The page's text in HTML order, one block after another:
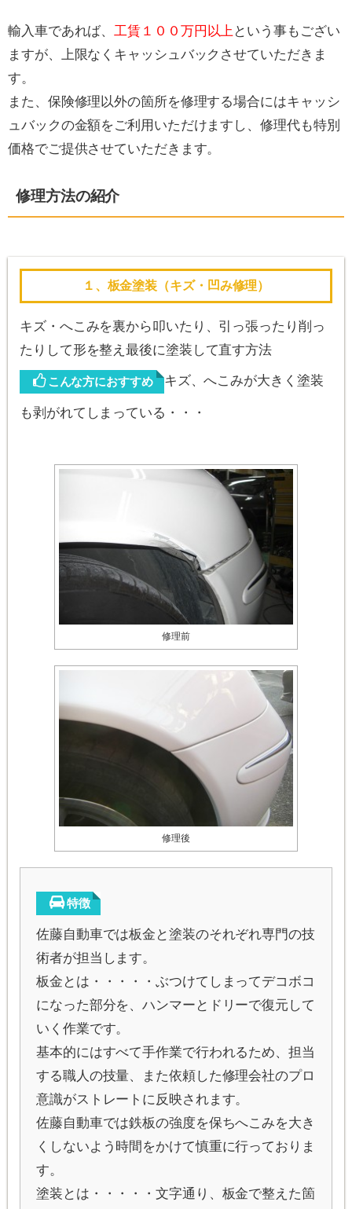
輸入車であれば、 工賃１００万円以上 という事もござい
ますが、上限なくキャッシュバックさせていただきま
す。
また、保険修理以外の箇所を修理する場合にはキャッシ
ュバックの金額をご利用いただけますし、修理代も特別
価格でご提供させていただきます。
修理方法の紹介
１、板金塗装（キズ・凹み修理）
キズ・へこみを裏から叩いたり、引っ張ったり削っ
たりして形を整え最後に塗装して直す方法
こんな方におすすめ キズ、へこみが大きく塗装
も剥がれてしまっている・・・
修理前
修理後
特徴
佐藤自動車では板金と塗装のそれぞれ専門の技
術者が担当します。
板金とは・・・・・ぶつけてしまってデコボコ
になった部分を、ハンマーとドリーで復元して
いく作業です。
基本的にはすべて手作業で行われるため、担当
する職人の技量、また依頼した修理会社のプロ
意識がストレートに反映されます。
佐藤自動車では鉄板の強度を保ちへこみを大き
くしないよう時間をかけて慎重に行っておりま
す。
塗装とは・・・・・文字通り、板金で整えた箇